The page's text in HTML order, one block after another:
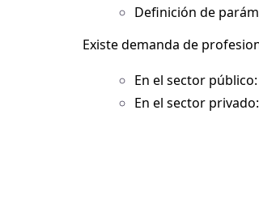
Definición de
Existe demanda de
En el sector
En el sector